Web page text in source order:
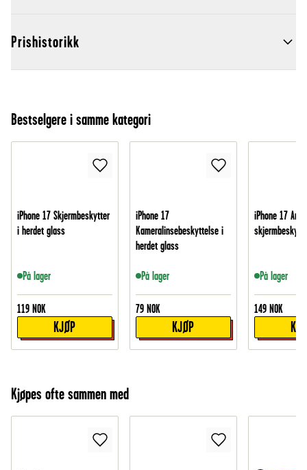
Prishistorikk
Bestselgere i samme kategori
iPhone 17 Skjermbeskytter
i herdet glass
På lager
119 NOK
KJØP
iPhone 17
Kameralinsebeskyttelse i
herdet glass
På lager
79 NOK
KJØP
iPhone 17
På lager
149 NOK
Kjøpes ofte sammen med